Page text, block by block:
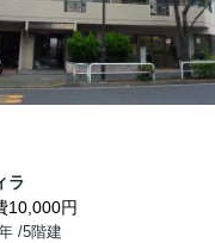
ラ
10,000円
/5階建